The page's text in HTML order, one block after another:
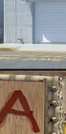
400
2.25
0.92
6/11
0
1